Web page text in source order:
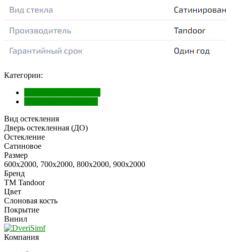
Категории:
Вид остекления
Дверь остекленная (ДО)
Остекление
Сатиновое
Размер
600х2000, 700х2000, 800х2000, 900х2000
Бренд
ТМ Tandoor
Цвет
Слоновая кость
Покрытие
Винил
Компания